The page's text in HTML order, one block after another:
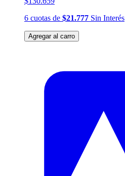
6 cuotas de $21.777 Sin Interés
Agregar al carro